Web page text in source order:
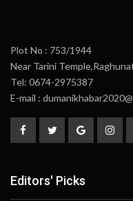
Plot No : 753/1944
Near Tarini
Tel: 0674-2975387
E-mail :
Editors' Picks